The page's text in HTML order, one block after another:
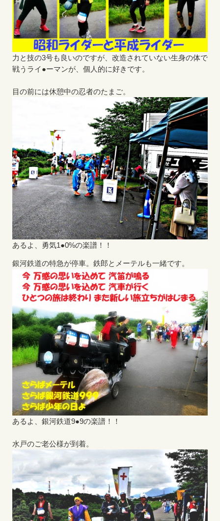
力と技の3号も良いのですが、改造されていない生身の体で
戦うライ●ーマンが、個人的に好きです。
目の前には休憩中の忍者のたまご。
あるよ、勇気1●0%の楽譜！！
銀河鉄道の特急が停車。鉄郎とメーテルも一緒です。
あるよ、銀河鉄道9●9の楽譜！！
水戸のご老公様が到着。